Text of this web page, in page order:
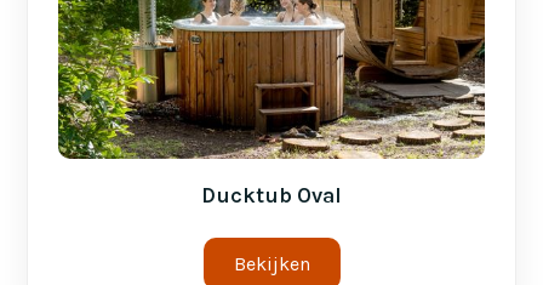
Ducktub Oval
Bekijken